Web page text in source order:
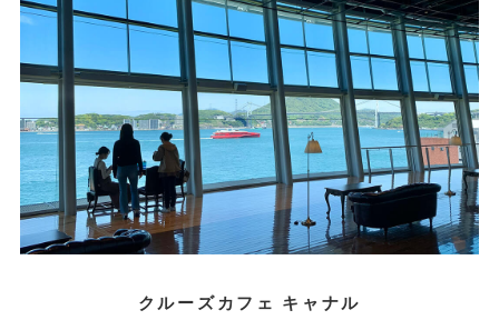
クルーズカフェ キャナル